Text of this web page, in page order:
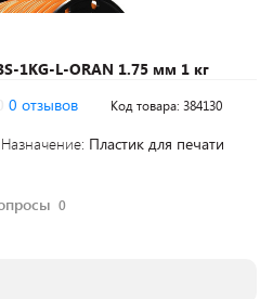
1KG-L-ORAN 1.75 мм 1 кг
0 отзывов Код товара: 384130
Назначение: Пластик для печати
0